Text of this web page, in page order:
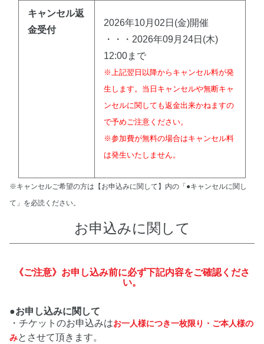
キャンセル返
金受付
2026年10月02日(金)開催
・・・2026年09月24日(木)
12:00まで
※上記翌日以降からキャンセル料が発
生します。当日キャンセルや無断キャ
ンセルに関しても返金出来かねますの
で予めご注意ください。
※参加費が無料の場合はキャンセル料
は発生いたしません。
※キャンセルご希望の方は【お申込みに関して】内の「●キャンセルに関し
て」を必読ください。
お申込みに関して
《ご注意》お申し込み前に必ず下記内容をご確認くださ
い。
●お申し込みに関して
・チケットのお申込みはお一人様につき一枚限り・ご本人様の
みとさせて頂きます。